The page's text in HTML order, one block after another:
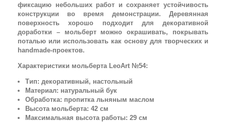
фиксацию небольших работ и сохраняет устойчивость
конструкции во время демонстрации. Деревянная
поверхность хорошо подходит для декоративной
доработки – мольберт можно окрашивать, покрывать
поталью или использовать как основу для творческих и
handmade-проектов.
Характеристики мольберта LeoArt №54:
Тип: декоративный, настольный
Материал: натуральный бук
Обработка: пропитка льняным маслом
Высота мольберта: 42 см
Максимальная высота работы: 29 см